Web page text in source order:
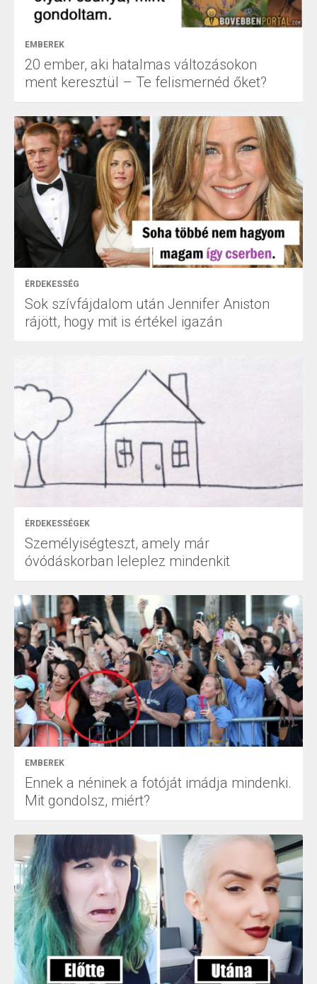
EMBEREK
20 ember, aki hatalmas változásokon
ment keresztül – Te felismernéd őket?
ÉRDEKESSÉG
Sok szívfájdalom után Jennifer Aniston
rájött, hogy mit is értékel igazán
ÉRDEKESSÉGEK
Személyiségteszt, amely már
óvódáskorban leleplez mindenkit
EMBEREK
Ennek a néninek a fotóját imádja mindenki.
Mit gondolsz, miért?